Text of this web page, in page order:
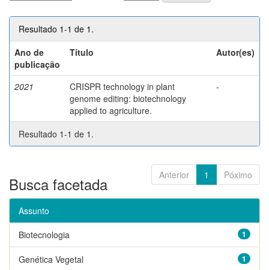
Resultado 1-1 de 1.
Ano de
publicação
Título Autor(es)
2021
CRISPR technology in plant
genome editing: biotechnology
applied to agriculture.
-
Resultado 1-1 de 1.
Anterior 1 Póximo
Busca facetada
Assunto
1
Biotecnologia
1
Genética Vegetal